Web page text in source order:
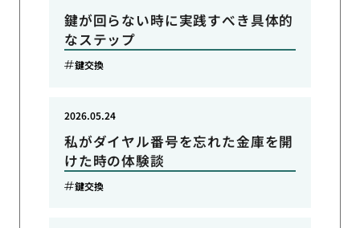
鍵が回らない時に実践すべき具体的
なステップ
鍵交換
私がダイヤル番号を忘れた金庫を開
けた時の体験談
2026.05.24
鍵交換